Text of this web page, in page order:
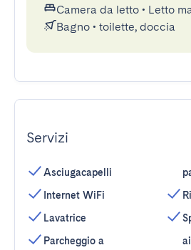
Camera da letto • Letto
Bagno • toilette, doccia
Servizi
Asciugacapelli
Internet WiFi
Lavatrice
Parcheggio a